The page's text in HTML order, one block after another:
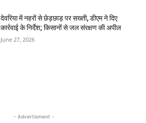
देवरिया में नहरों से छेड़छाड़ पर सख्ती, डीएम ने दिए
कार्रवाई के निर्देश; किसानों से जल संरक्षण की अपील
June 27, 2026
- Advertisment -